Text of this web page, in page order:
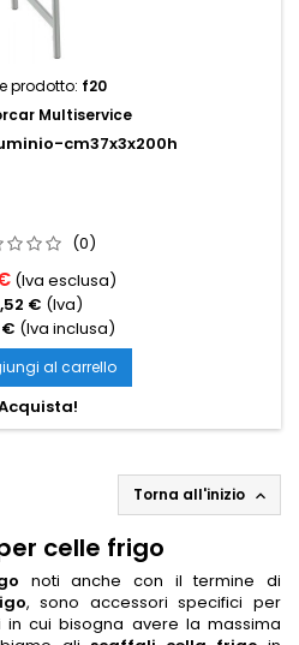
prodotto: f20
Multiservice
cm37x3x200h
(0)
(Iva esclusa)
€ (Iva)
€ (Iva inclusa)
al carrello
Torna all'inizio 
celle frigo
noti anche con il termine di
, sono accessori specifici per
in cui bisogna avere la massima